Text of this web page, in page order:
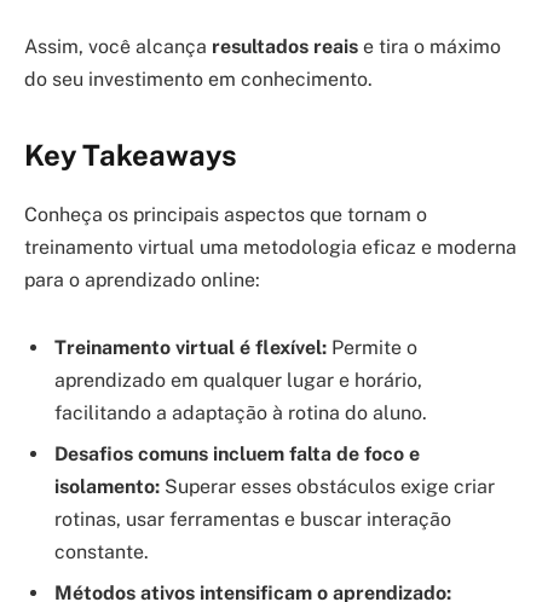
Assim, você alcança resultados reais e tira o máximo
do seu investimento em conhecimento.
Key Takeaways
Conheça os principais aspectos que tornam o
treinamento virtual uma metodologia eficaz e moderna
para o aprendizado online:
Treinamento virtual é flexível: Permite o
aprendizado em qualquer lugar e horário,
facilitando a adaptação à rotina do aluno.
Desafios comuns incluem falta de foco e
isolamento: Superar esses obstáculos exige criar
rotinas, usar ferramentas e buscar interação
constante.
Métodos ativos intensificam o aprendizado: